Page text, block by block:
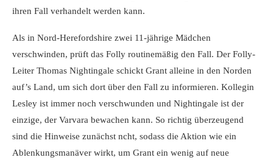
ihren Fall verhandelt werden kann.
Als in Nord-Herefordshire zwei 11-jährige Mädchen
verschwinden, prüft das Folly routinemäßig den Fall. Der Folly-
Leiter Thomas Nightingale schickt Grant alleine in den Norden
auf’s Land, um sich dort über den Fall zu informieren. Kollegin
Lesley ist immer noch verschwunden und Nightingale ist der
einzige, der Varvara bewachen kann. So richtig überzeugend
sind die Hinweise zunächst ncht, sodass die Aktion wie ein
Ablenkungsmanäver wirkt, um Grant ein wenig auf neue